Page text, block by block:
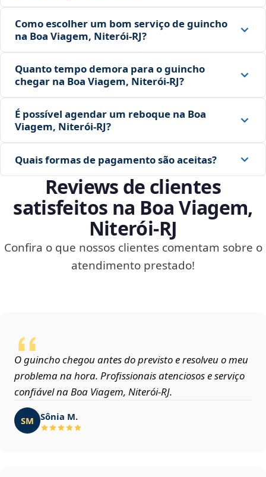
Como escolher um bom serviço de guincho
na Boa Viagem, Niterói‑RJ?
Quanto tempo demora para o guincho
chegar na Boa Viagem, Niterói‑RJ?
É possível agendar um reboque na Boa
Viagem, Niterói‑RJ?
Quais formas de pagamento são aceitas?
Reviews de clientes
satisfeitos na Boa Viagem,
Niterói‑RJ
Confira o que nossos clientes comentam sobre o
atendimento prestado!
O guincho chegou antes do previsto e resolveu o meu
problema na hora. Profissionais atenciosos e serviço
confiável na Boa Viagem, Niterói‑RJ.
SM Sônia M.